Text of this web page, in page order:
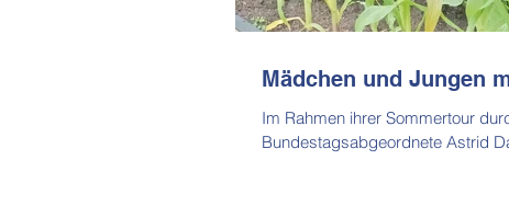
Mädchen und Jungen
Im Rahmen ihrer Sommertour
Bundestagsabgeordnete Astrid